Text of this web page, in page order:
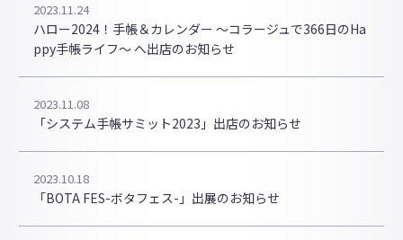
2023.11.24
ハロー2024！手帳＆カレンダー ～コラージュで366日のHa
ppy手帳ライフ～ へ出店のお知らせ
2023.11.08
「システム手帳サミット2023」出店のお知らせ
2023.10.18
「BOTA FES-ボタフェス-」出展のお知らせ